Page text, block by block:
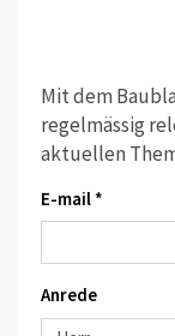
Mit dem
regelmässig
aktuellen
E-mail *
Anrede